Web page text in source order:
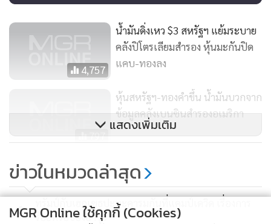
4,757
น้ำมันดิ่งเหว $3 สหรัฐฯ แย้มระบาย
คลังปิโตรเลียมสำรอง หุ้นมะกันปิด
แคบ-ทองลง
797
หุ้นสหรัฐฯ-ทองคำขึ้น น้ำมันบวกจาก
ข้อมูลคลังเบนซินสำรองอเมริกา
หลังเฟดประเมิน ศก.อเมริกาในทาง
บวก
แสดงเพิ่มเติม
ข่าวในหมวดล่าสุด
1
ทรัมป์กับเฮกเซธปะทะคารมกันที่แคมป์เดวิด เรื่องการ
ร่อยหรอของอาวุธ
MGR Online ใช้คุกกี้ (Cookies)